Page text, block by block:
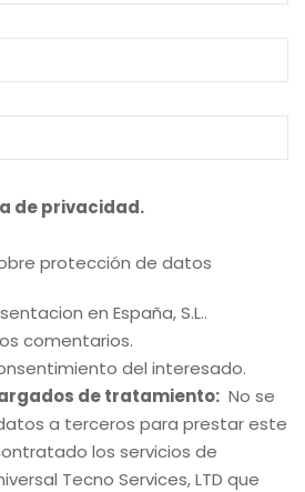
de privacidad.
protección de datos
en España, S.L..
comentarios.
del interesado.
de tratamiento: No se
a terceros para prestar este
los servicios de
Tecno Services, LTD que